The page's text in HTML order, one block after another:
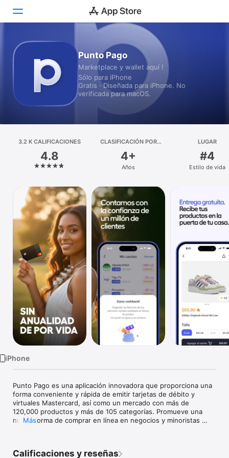
Juegos
Apps
Plataforma
iPhone
iPad
Mac
Watch
TV
Punto Pago
Marketplace y wallet aquí !
Sólo para iPhone
Gratis · Diseñada para iPhone. No
verificada para macOS.
3.2 K CALIFICACIONES
4.8
CLASIFICACIÓN POR
4+
Años
LUGAR
#4
Estilo de vida
iPhone
Punto Pago es una aplicación innovadora que proporciona una
forma conveniente y rápida de emitir tarjetas de débito y
virtuales Mastercard, así como un mercado con más de
120,000 productos y más de 105 categorías. Promueve una
nueva forma de comprar en línea en negocios y minoristas
- tales como emisión y aprobación gratuita y rápida de
Más
Calificaciones y reseñas